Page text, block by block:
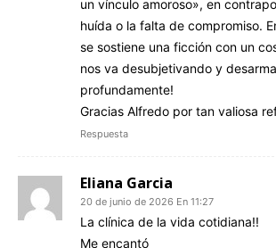
un vínculo amoroso», en
huída o la falta de compromiso.
se sostiene una ficción con un
nos va desubjetivando y
profundamente!
Gracias Alfredo por tan valiosa
Respuesta
Eliana Garcia
20 de junio de 2026 En 11:27
La clínica de la vida cotidiana!!
Me encantó